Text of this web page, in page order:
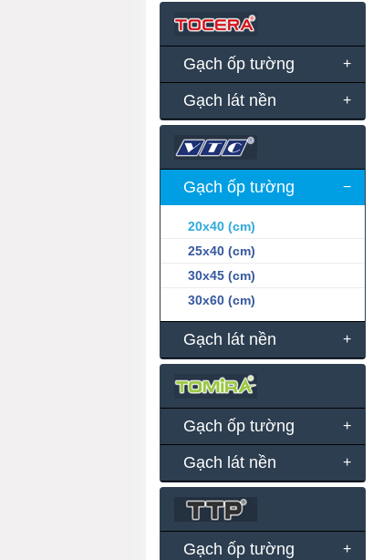
Gạch ốp tường
Gạch lát nền
Gạch ốp tường
20x40 (cm)
25x40 (cm)
30x45 (cm)
30x60 (cm)
Gạch lát nền
Gạch ốp tường
Gạch lát nền
Gạch ốp tường